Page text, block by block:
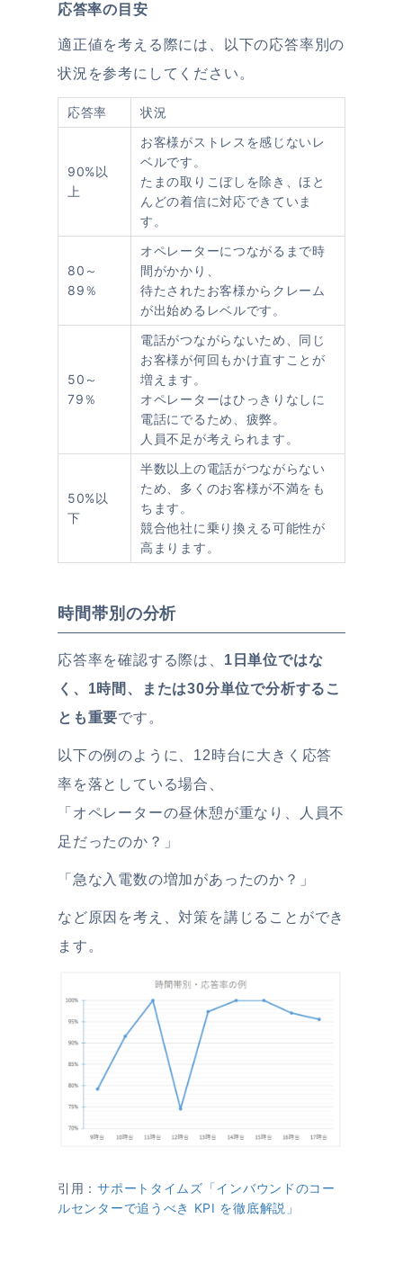
応答率の目安
適正値を考える際には、以下の応答率別の
状況を参考にしてください。
応答率 状況
90%以
上
お客様がストレスを感じないレ
ベルです。
たまの取りこぼしを除き、ほと
んどの着信に対応できていま
す。
80～
89％
オペレーターにつながるまで時
間がかかり、
待たされたお客様からクレーム
が出始めるレベルです。
50～
79％
電話がつながらないため、同じ
お客様が何回もかけ直すことが
増えます。
オペレーターはひっきりなしに
電話にでるため、疲弊。
人員不足が考えられます。
50%以
下
半数以上の電話がつながらない
ため、多くのお客様が不満をも
ちます。
競合他社に乗り換える可能性が
高まります。
時間帯別の分析
応答率を確認する際は、 1日単位ではな
く、1時間、または30分単位で分析するこ
とも重要です。
以下の例のように、12時台に大きく応答
率を落としている場合、
「オペレーターの昼休憩が重なり、人員不
足だったのか？」
「急な入電数の増加があったのか？」
など原因を考え、対策を講じることができ
ます。
引用：サポートタイムズ「インバウンドのコー
ルセンターで追うべき KPI を徹底解説」